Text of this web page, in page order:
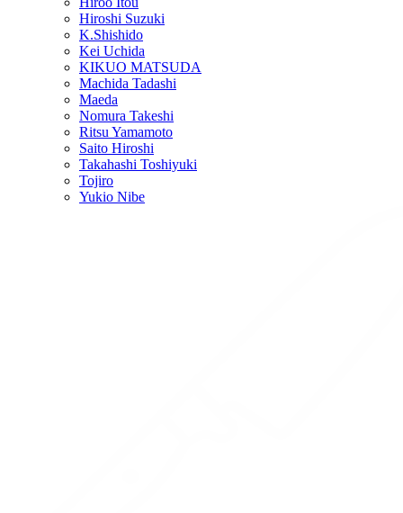
Hiroshi Suzuki
K.Shishido
Kei Uchida
KIKUO MATSUDA
Machida Tadashi
Maeda
Nomura Takeshi
Ritsu Yamamoto
Saito Hiroshi
Takahashi Toshiyuki
Tojiro
Yukio Nibe